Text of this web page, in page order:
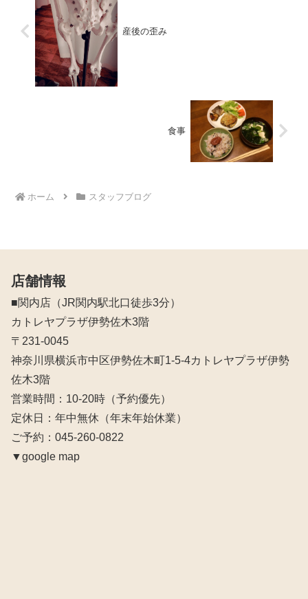
産後の歪み
食事
ホーム スタッフブログ
店舗情報
■関内店（JR関内駅北口徒歩3分）
カトレヤプラザ伊勢佐木3階
〒231-0045
神奈川県横浜市中区伊勢佐木町1-5-4カトレヤプラザ伊勢
佐木3階
営業時間：10‐20時（予約優先）
定休日：年中無休（年末年始休業）
ご予約：045-260-0822
▼google map